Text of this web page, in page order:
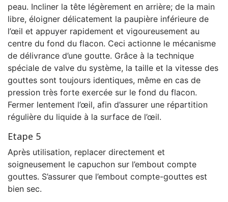
peau. Incliner la tête légèrement en arrière; de la main
libre, éloigner délicatement la paupière inférieure de
l’œil et appuyer rapidement et vigoureusement au
centre du fond du flacon. Ceci actionne le mécanisme
de délivrance d’une goutte. Grâce à la technique
spéciale de valve du système, la taille et la vitesse des
gouttes sont toujours identiques, même en cas de
pression très forte exercée sur le fond du flacon.
Fermer lentement l’œil, afin d’assurer une répartition
régulière du liquide à la surface de l’œil.
Etape 5
Après utilisation, replacer directement et
soigneusement le capuchon sur l’embout compte
gouttes. S’assurer que l’embout compte-gouttes est
bien sec.